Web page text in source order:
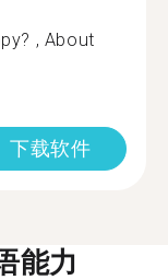
, About
下载软件
能力